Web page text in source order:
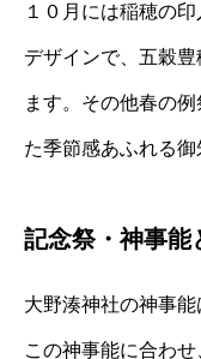
１０月には稲穂の
デザインで、五穀
ます。その他春の
た季節感あふれる御
記念祭・神事能
大野湊神社の神事能
この神事能に合わ